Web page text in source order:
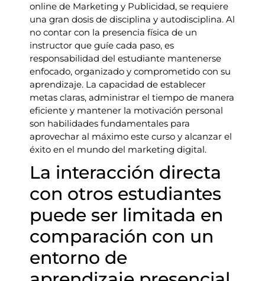
online de Marketing y Publicidad, se requiere
una gran dosis de disciplina y autodisciplina. Al
no contar con la presencia física de un
instructor que guíe cada paso, es
responsabilidad del estudiante mantenerse
enfocado, organizado y comprometido con su
aprendizaje. La capacidad de establecer
metas claras, administrar el tiempo de manera
eficiente y mantener la motivación personal
son habilidades fundamentales para
aprovechar al máximo este curso y alcanzar el
éxito en el mundo del marketing digital.
La interacción directa
con otros estudiantes
puede ser limitada en
comparación con un
entorno de